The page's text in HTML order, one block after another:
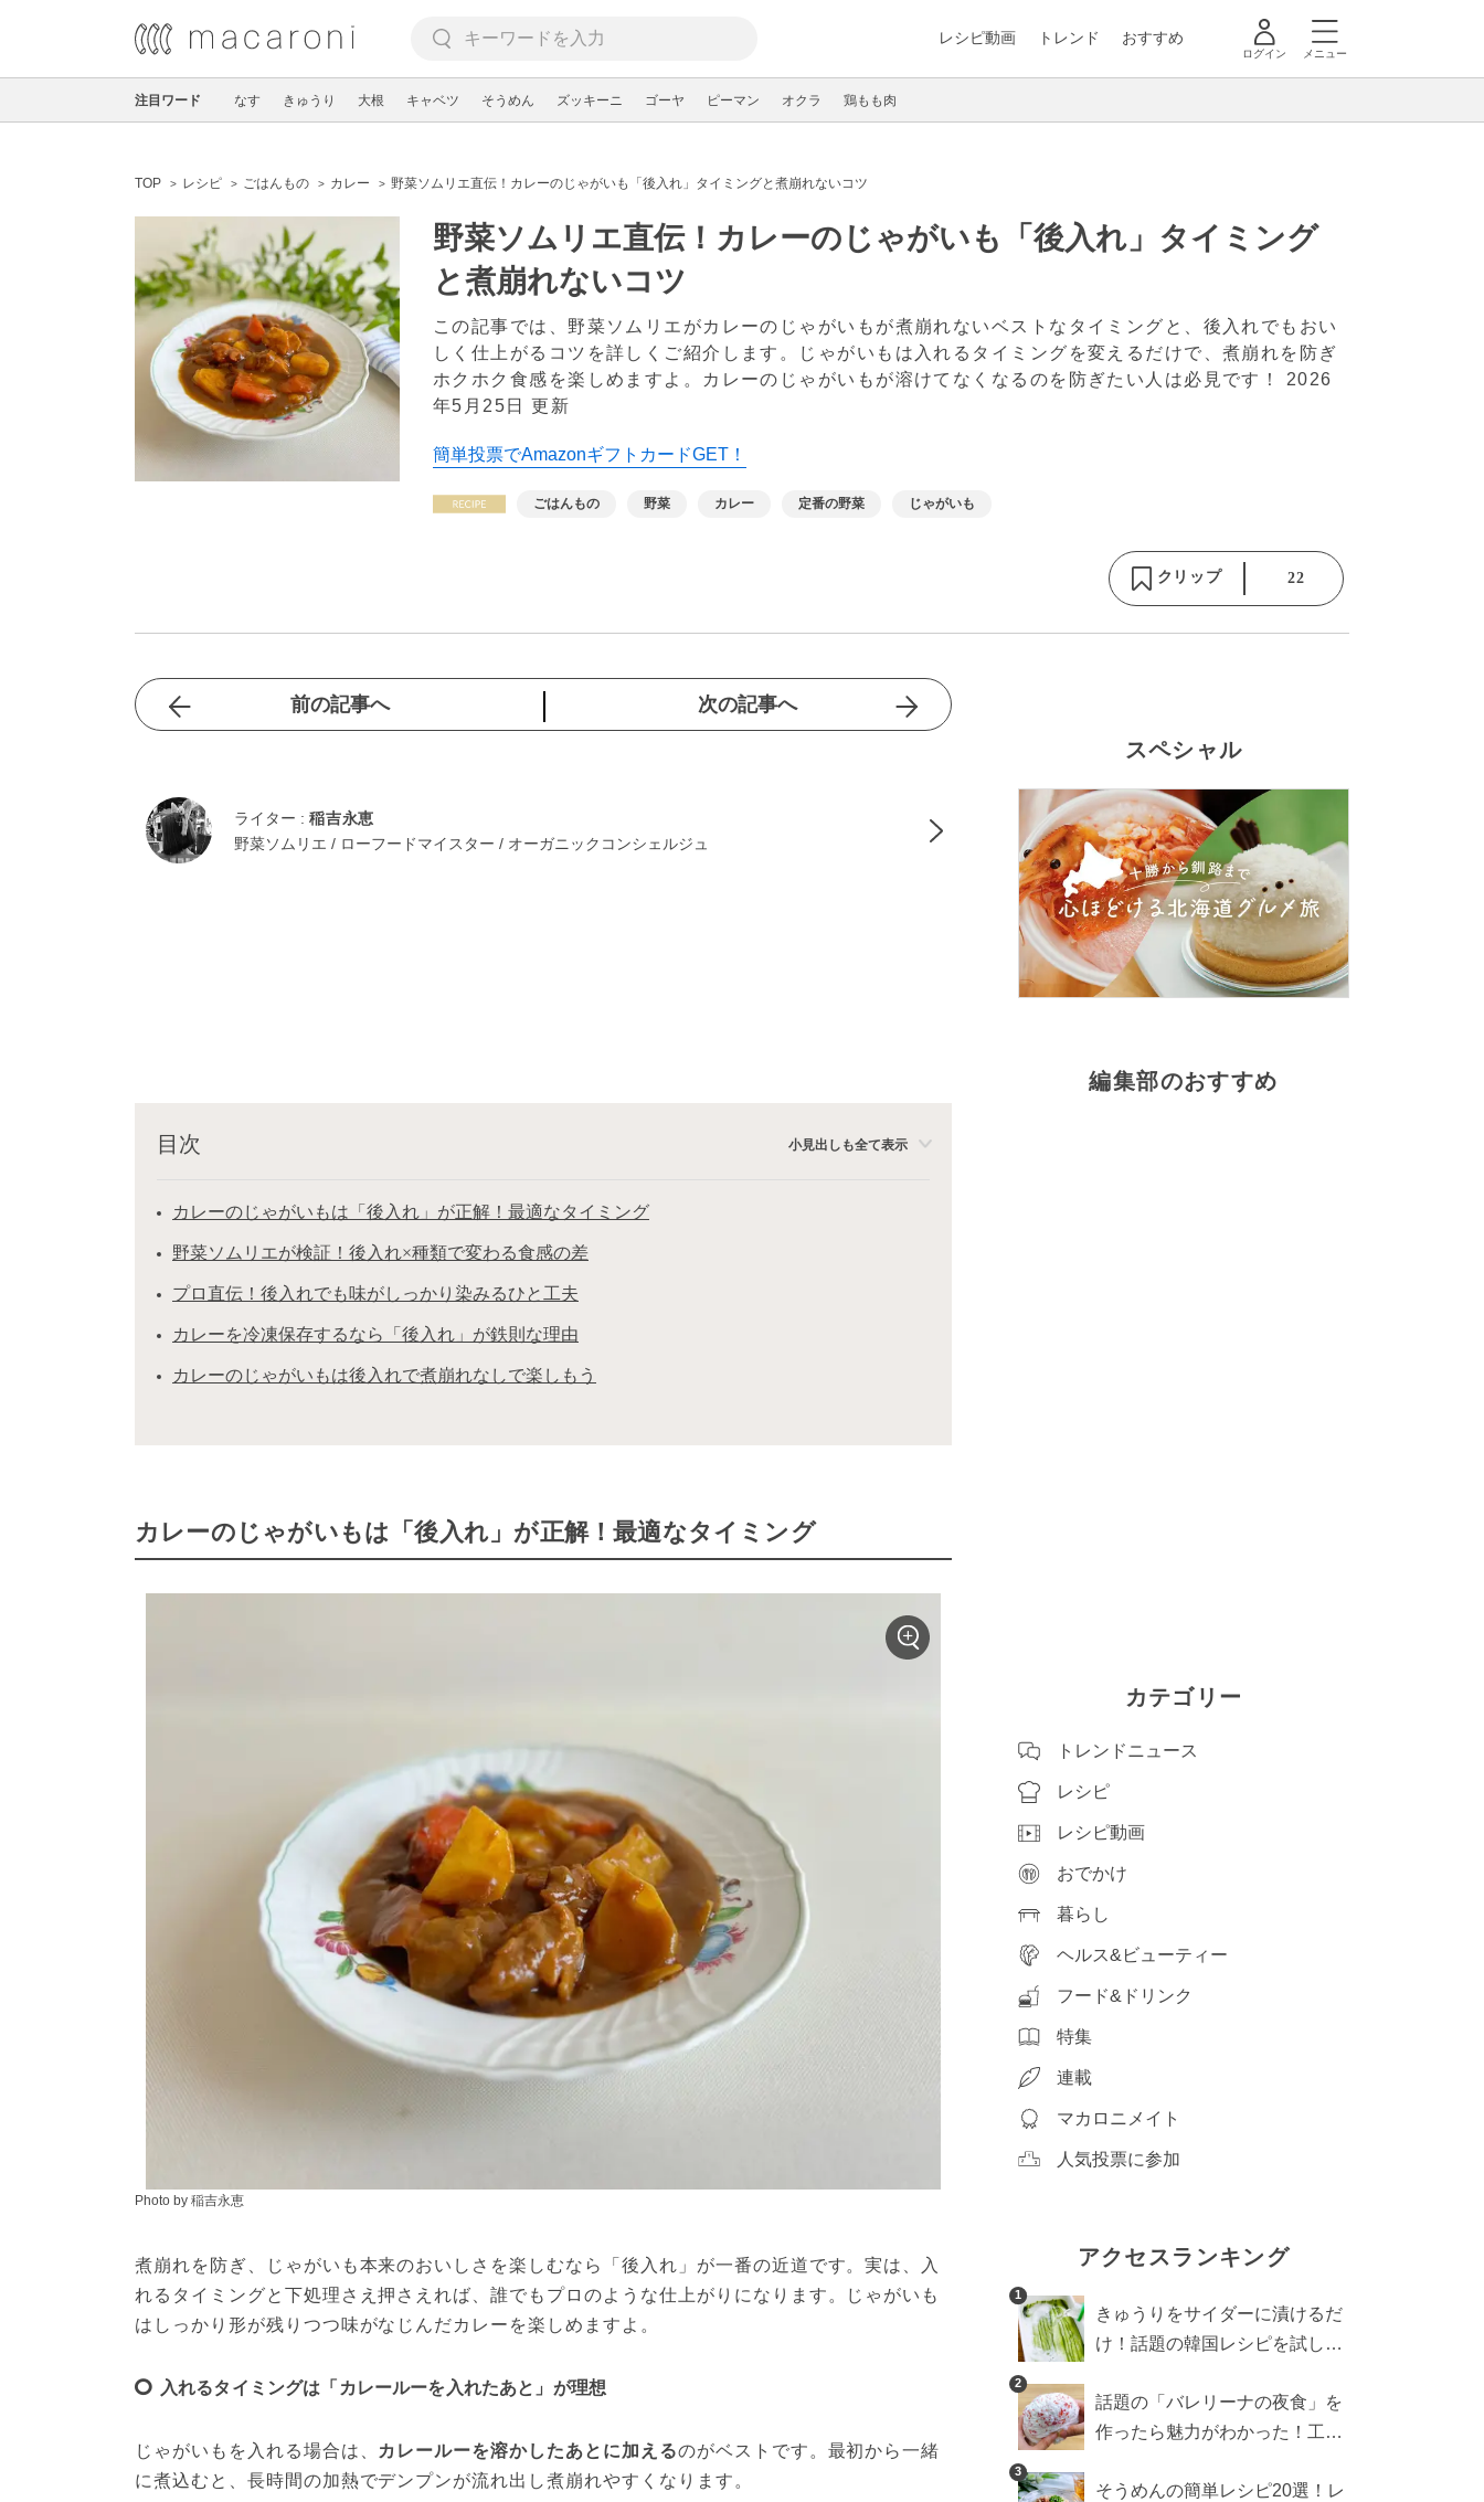
レシピ動画 トレンド おすすめ
ログイン メニュー
注目ワード なす きゅうり 大根 キャベツ そうめん ズッキーニ ゴーヤ ピーマン オクラ 鶏もも肉
TOP レシピ ごはんもの カレー 野菜ソムリエ直伝！カレーのじゃがいも「後入れ」タイミングと煮崩れないコツ
野菜ソムリエ直伝！カレーのじゃがいも「後入れ」タイミング
と煮崩れないコツ
この記事では、野菜ソムリエがカレーのじゃがいもが煮崩れないベストなタイミングと、後入れでもおい
しく仕上がるコツを詳しくご紹介します。じゃがいもは入れるタイミングを変えるだけで、煮崩れを防ぎ
ホクホク食感を楽しめますよ。カレーのじゃがいもが溶けてなくなるのを防ぎたい人は必見です！ 2026
年5月25日 更新
簡単投票でAmazonギフトカードGET！
ごはんもの 野菜 カレー 定番の野菜 じゃがいも
クリップ 22
前の記事へ 次の記事へ
ライター : 稲吉永恵
野菜ソムリエ / ローフードマイスター / オーガニックコンシェルジュ
目次 小見出しも全て表示
カレーのじゃがいもは「後入れ」が正解！最適なタイミング
野菜ソムリエが検証！後入れ×種類で変わる食感の差
プロ直伝！後入れでも味がしっかり染みるひと工夫
カレーを冷凍保存するなら「後入れ」が鉄則な理由
カレーのじゃがいもは後入れで煮崩れなしで楽しもう
カレーのじゃがいもは「後入れ」が正解！最適なタイミング
Photo by 稲吉永恵
煮崩れを防ぎ、じゃがいも本来のおいしさを楽しむなら「後入れ」が一番の近道です。実は、入
れるタイミングと下処理さえ押さえれば、誰でもプロのような仕上がりになります。じゃがいも
はしっかり形が残りつつ味がなじんだカレーを楽しめますよ。
入れるタイミングは「カレールーを入れたあと」が理想
じゃがいもを入れる場合は、 カレールーを溶かしたあとに加えるのがベストです。最初から一緒
に煮込むと、長時間の加熱でデンプンが流れ出し煮崩れやすくなります。
スペシャル
編集部のおすすめ
カテゴリー
トレンドニュース
レシピ
レシピ動画
おでかけ
暮らし
ヘルス&ビューティー
フード&ドリンク
特集
連載
マカロニメイト
人気投票に参加
アクセスランキング
1
きゅうりをサイダーに漬けるだ
け！話題の韓国レシピを試した
2
話題の「バレリーナの夜食」を
作ったら魅力がわかった！工程
3
そうめんの簡単レシピ20選！レ